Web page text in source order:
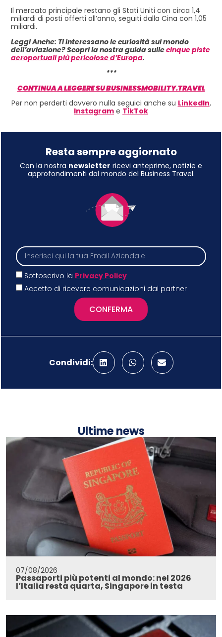
Il mercato principale restano gli Stati Uniti con circa 1,4
miliardi di posti offerti all’anno, seguiti dalla Cina con 1,05
miliardi.
Leggi Anche: Ti interessano le curiosità sul mondo
dell’aviazione? Scopri la nostra guida sullecinque piste
aeroportuali più pericolose d’Europa.
***
CONTINUA A LEGGERE SU BUSINESSMOBILITY.TRAVEL
Per non perderti davvero nulla seguici anche su LinkedIn,
Instagram e TikTok
Resta sempre aggiornato
Con la nostra newsletter ricevi anteprime, notizie e
approfondimenti dal mondo del Business Travel.
Sottoscrivo la Privacy Policy
Accetto di ricevere comunicazioni dai partner
CONFERMA
Condividi:
Ultime news
07/08/2026
Passaporti più potenti al mondo: nel 2026
l’Italia resta quarta, Singapore in testa